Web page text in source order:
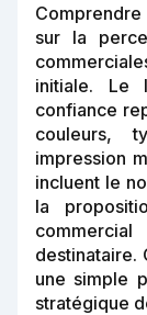
Comprendre
sur la
initiale. Le
confiance
couleurs,
impression
incluent le
la
destinataire.
une simple
stratégique